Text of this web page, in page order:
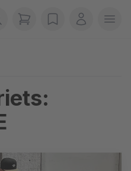
items in cart, view
wishlistMein